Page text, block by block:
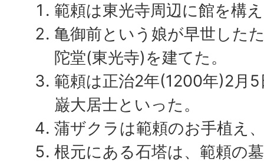
範頼は東光寺周辺に館を構
亀御前という娘が早世した
陀堂(東光寺)を建てた。
範頼は正治2年(1200年)2月
巌大居士といった。
蒲ザクラは範頼のお手植え
根元にある石塔は、範頼の